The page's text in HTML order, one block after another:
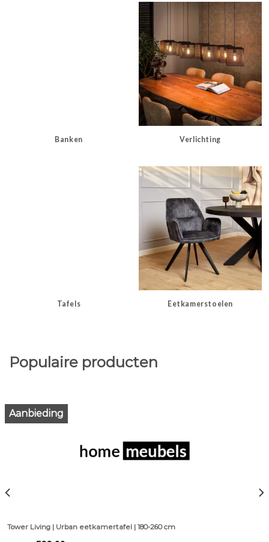
Banken Verlichting
Tafels Eetkamerstoelen
Populaire producten
Aanbieding
Tower Living | Urban eetkamertafel | 180-260 cm